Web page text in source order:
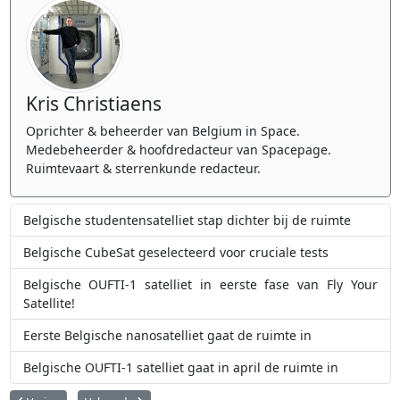
Kris Christiaens
Oprichter & beheerder van Belgium in Space.
Medebeheerder & hoofdredacteur van Spacepage.
Ruimtevaart & sterrenkunde redacteur.
Belgische studentensatelliet stap dichter bij de ruimte
Belgische CubeSat geselecteerd voor cruciale tests
Belgische OUFTI-1 satelliet in eerste fase van Fly Your
Satellite!
Eerste Belgische nanosatelliet gaat de ruimte in
Belgische OUFTI-1 satelliet gaat in april de ruimte in